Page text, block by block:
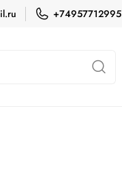
+74957712995